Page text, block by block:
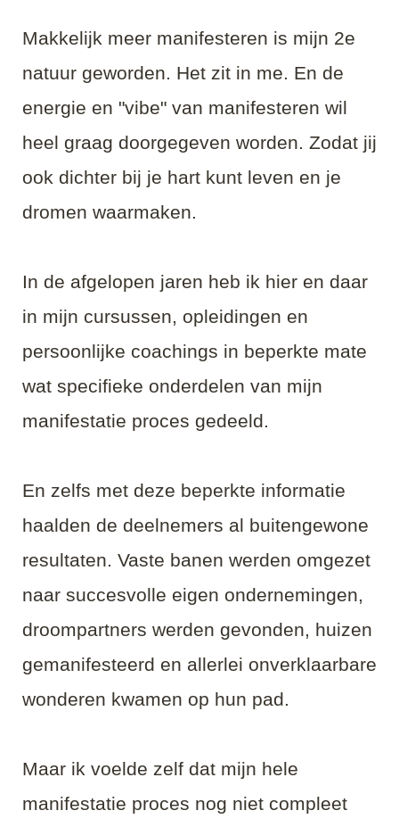
Makkelijk meer manifesteren is mijn 2e
natuur geworden. Het zit in me. En de
energie en "vibe" van manifesteren wil
heel graag doorgegeven worden. Zodat jij
ook dichter bij je hart kunt leven en je
dromen waarmaken.
In de afgelopen jaren heb ik hier en daar
in mijn cursussen, opleidingen en
persoonlijke coachings in beperkte mate
wat specifieke onderdelen van mijn
manifestatie proces gedeeld.
En zelfs met deze beperkte informatie
haalden de deelnemers al buitengewone
resultaten. Vaste banen werden omgezet
naar succesvolle eigen ondernemingen,
droompartners werden gevonden, huizen
gemanifesteerd en allerlei onverklaarbare
wonderen kwamen op hun pad.
Maar ik voelde zelf dat mijn hele
manifestatie proces nog niet compleet